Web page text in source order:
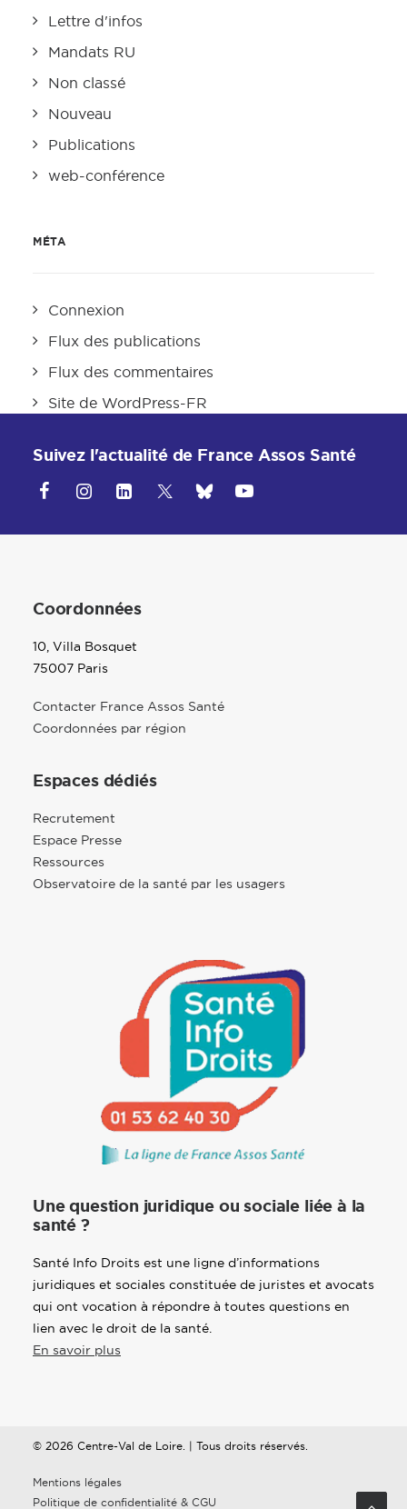
Lettre d'infos
Mandats RU
Non classé
Nouveau
Publications
web-conférence
MÉTA
Connexion
Flux des publications
Flux des commentaires
Site de WordPress-FR
Suivez l'actualité de France Assos Santé
Coordonnées
10, Villa Bosquet
75007 Paris
Contacter France Assos Santé
Coordonnées par région
Espaces dédiés
Recrutement
Espace Presse
Ressources
Observatoire de la santé par les usagers
Une question juridique ou sociale liée à la
santé ?
Santé Info Droits est une ligne d’informations
juridiques et sociales constituée de juristes et avocats
qui ont vocation à répondre à toutes questions en
lien avec le droit de la santé.
En savoir plus
© 2026 Centre-Val de Loire. | Tous droits réservés.
Mentions légales
Politique de confidentialité & CGU